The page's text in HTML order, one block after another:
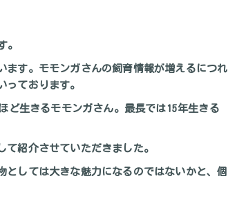
。
ます。モモンガさんの飼育情報が増えるにつれ
ております。
ど生きるモモンガさん。最長では15年生きる
紹介させていただきました。
しては大きな魅力になるのではないかと、個